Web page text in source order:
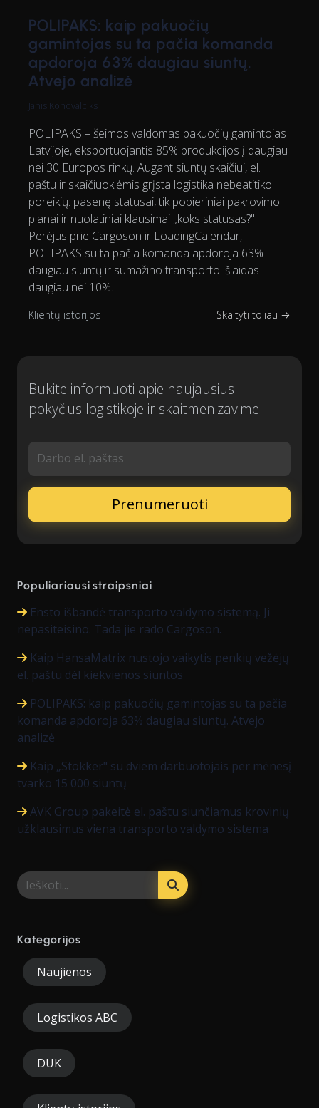
POLIPAKS: kaip pakuočių
gamintojas su ta pačia komanda
apdoroja 63% daugiau siuntų.
Atvejo analizė
Janis Konovalciks
POLIPAKS – šeimos valdomas pakuočių gamintojas
Latvijoje, eksportuojantis 85% produkcijos į daugiau
nei 30 Europos rinkų. Augant siuntų skaičiui, el.
paštu ir skaičiuoklėmis grįsta logistika nebeatitiko
poreikių: pasenę statusai, tik popieriniai pakrovimo
planai ir nuolatiniai klausimai „koks statusas?".
Perėjus prie Cargoson ir LoadingCalendar,
POLIPAKS su ta pačia komanda apdoroja 63%
daugiau siuntų ir sumažino transporto išlaidas
daugiau nei 10%.
Klientų istorijos Skaityti toliau →
Būkite informuoti apie naujausius
pokyčius logistikoje ir skaitmenizavime
Darbo el. paštas
Populiariausi straipsniai
Ensto išbandė transporto valdymo sistemą. Ji
nepasiteisino. Tada jie rado Cargoson.
Kaip HansaMatrix nustojo vaikytis penkių vežėjų
el. paštu dėl kiekvienos siuntos
POLIPAKS: kaip pakuočių gamintojas su ta pačia
komanda apdoroja 63% daugiau siuntų. Atvejo
analizė
Kaip „Stokker" su dviem darbuotojais per mėnesį
tvarko 15 000 siuntų
AVK Group pakeitė el. paštu siunčiamus krovinių
užklausimus viena transporto valdymo sistema
Kategorijos
Naujienos
Logistikos ABC
DUK